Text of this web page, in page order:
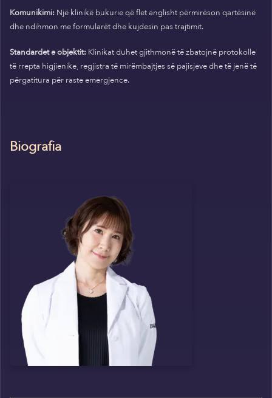
Komunikimi: Një klinikë bukurie që flet anglisht përmirëson qartësinë
dhe ndihmon me formularët dhe kujdesin pas trajtimit.
Standardet e objektit: Klinikat duhet gjithmonë të zbatojnë protokolle
të rrepta higjienike, regjistra të mirëmbajtjes së pajisjeve dhe të jenë të
përgatitura për raste emergjence.
Biografia